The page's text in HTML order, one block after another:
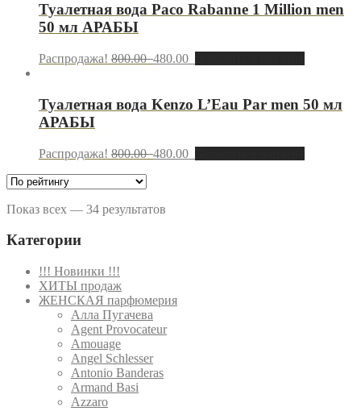
Туалетная вода Paco Rabanne 1 Million men
50 мл АРАБЫ
Распродажа! 800.00480.00
Туалетная вода Kenzo L’Eau Par men 50 мл
АРАБЫ
Распродажа! 800.00480.00
Показ всех — 34 результатов
Категории
!!! Новинки !!!
ХИТЫ продаж
ЖЕНСКАЯ парфюмерия
Алла Пугачева
Agent Provocateur
Amouage
Angel Schlesser
Antonio Banderas
Armand Basi
Azzaro